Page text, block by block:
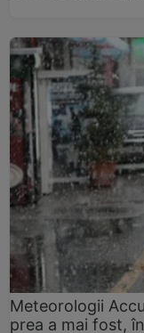
Meteorologii
prea a mai fost,